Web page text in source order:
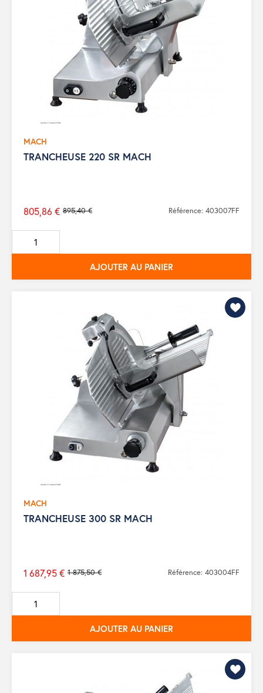
MACH
TRANCHEUSE 220 SR MACH
Prix
de
base
895,40 €
805,86 € Référence: 403007FF
AJOUTER AU PANIER
MACH
TRANCHEUSE 300 SR MACH
Prix
de
base
1 875,50 €
1 687,95 € Référence: 403004FF
AJOUTER AU PANIER